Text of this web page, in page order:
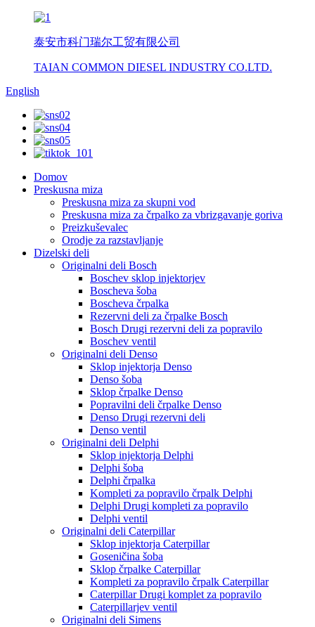
泰安市科门瑞尔工贸有限公司
TAIAN COMMON DIESEL INDUSTRY CO.LTD.
English
Domov
Preskusna miza
Preskusna miza za skupni vod
Preskusna miza za črpalko za vbrizgavanje goriva
Preizkuševalec
Orodje za razstavljanje
Dizelski deli
Originalni deli Bosch
Boschev sklop injektorjev
Boscheva šoba
Boscheva črpalka
Rezervni deli za črpalke Bosch
Bosch Drugi rezervni deli za popravilo
Boschev ventil
Originalni deli Denso
Sklop injektorja Denso
Denso šoba
Sklop črpalke Denso
Popravilni deli črpalke Denso
Denso Drugi rezervni deli
Denso ventil
Originalni deli Delphi
Sklop injektorja Delphi
Delphi šoba
Delphi črpalka
Kompleti za popravilo črpalk Delphi
Delphi Drugi kompleti za popravilo
Delphi ventil
Originalni deli Caterpillar
Sklop injektorja Caterpillar
Goseničina šoba
Sklop črpalke Caterpillar
Kompleti za popravilo črpalk Caterpillar
Caterpillar Drugi komplet za popravilo
Caterpillarjev ventil
Originalni deli Simens